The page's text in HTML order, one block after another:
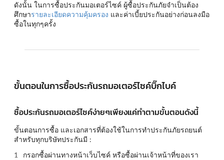
ดังนั้น ในการซื้อประกันมอเตอร์ไซค์ ผู้ซื้อประกันภัยจำเป็นต้อง
ศึกษารายละเอียดความคุ้มครอง และค่าเบี้ยประกันอย่างก่อนลงมือ
ซื้อในทุกๆครั้ง
ขั้นตอนในการซื้อประกันรถมอเตอร์ไซค์บิ๊กไบค์
ซื้อประกันรถมอเตอร์ไซค์ง่ายๆเพียงแค่ทำตามขั้นตอนดังนี้
ขั้นตอนการซื้อ และเอกสารที่ต้องใช้ในการทำประกันภัยรถยนต์
สำหรับทุกบริษัทประกันมี :
กรอกซื้อผ่านทางหน้าเว็บไซค์ หรือซื้อผ่านเจ้าหน้าที่ของเรา